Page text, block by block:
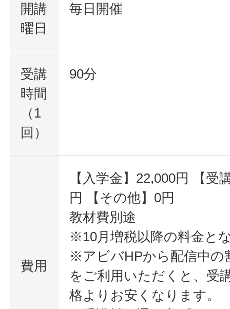
開講
曜日
毎日開催
受講
時間
（1
回）
90分
費用
【入学金】22,000円 【受
円 【その他】0円
教材費別途
※10月増税以降の料金と
※アビバHPから配信中の
をご利用いただくと、受
格よりお安くなります。